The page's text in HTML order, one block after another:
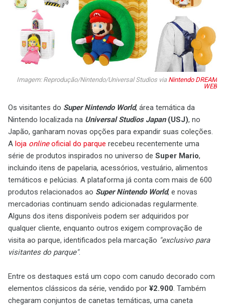
Imagem: Reprodução/Nintendo/Universal Studios via Nintendo DREAM
WEB
Os visitantes do Super Nintendo World, área temática da
Nintendo localizada na Universal Studios Japan(USJ), no
Japão, ganharam novas opções para expandir suas coleções.
A loja onlineoficial do parque recebeu recentemente uma
série de produtos inspirados no universo de Super Mario,
incluindo itens de papelaria, acessórios, vestuário, alimentos
temáticos e pelúcias. A plataforma já conta com mais de 600
produtos relacionados ao Super Nintendo World, e novas
mercadorias continuam sendo adicionadas regularmente.
Alguns dos itens disponíveis podem ser adquiridos por
qualquer cliente, enquanto outros exigem comprovação de
visita ao parque, identificados pela marcação "exclusivo para
visitantes do parque".
Entre os destaques está um copo com canudo decorado com
elementos clássicos da série, vendido por ¥2.900. Também
chegaram conjuntos de canetas temáticas, uma caneta